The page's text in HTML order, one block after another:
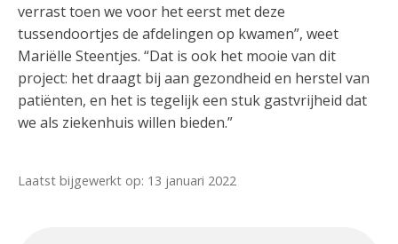
verrast toen we voor het eerst met deze
tussendoortjes de afdelingen op kwamen”, weet
Mariëlle Steentjes. “Dat is ook het mooie van dit
project: het draagt bij aan gezondheid en herstel van
patiënten, en het is tegelijk een stuk gastvrijheid dat
we als ziekenhuis willen bieden.”
Laatst bijgewerkt op: 13 januari 2022